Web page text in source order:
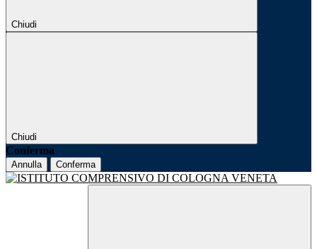
Chiudi
Chiudi
Conferma
Annulla Conferma